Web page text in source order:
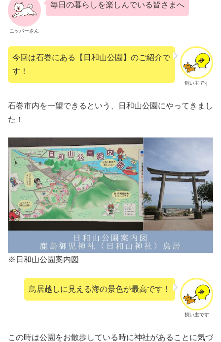
ニッパーさん
毎日の暮らしを楽しんでいる皆さまへ
飼い主です
今回は石巻にある【日和山公園】のご紹介で
す！
石巻市内を一望できるという、日和山公園にやってきまし
た！
※日和山公園案内図
飼い主です
鳥居越しに見える海の景色が最高です！
この時は公園をお散歩している時に神社があることに気づ